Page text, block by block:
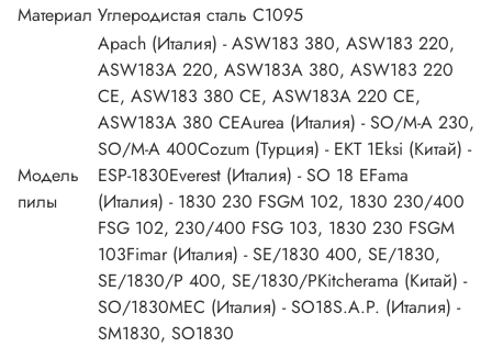
Материал Углеродистая сталь C1095
Модель
пилы
Apach (Италия) - ASW183 380, ASW183 220,
ASW183A 220, ASW183A 380, ASW183 220
CE, ASW183 380 CE, ASW183A 220 CE,
ASW183A 380 CEAurea (Италия) - SO/M-A 230,
SO/M-A 400Cozum (Турция) - EKT 1Eksi (Китай) -
ESP-1830Everest (Италия) - SO 18 EFama
(Италия) - 1830 230 FSGM 102, 1830 230/400
FSG 102, 230/400 FSG 103, 1830 230 FSGM
103Fimar (Италия) - SE/1830 400, SE/1830,
SE/1830/P 400, SE/1830/PKitcherama (Китай) -
SO/1830MEC (Италия) - SO18S.A.P. (Италия) -
SM1830, SO1830